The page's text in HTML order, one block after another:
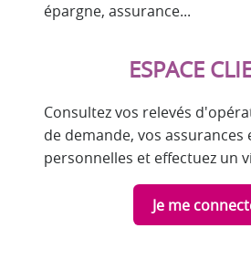
épargne, assurance...
ESPACE
Consultez vos relevés
de demande, vos assurances
personnelles et effectuez un
Je me